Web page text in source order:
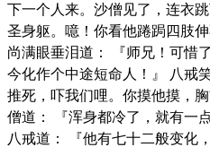
下一个人来。沙僧见了，连衣
圣身躯。噫！你看他踡跼四肢
尚满眼垂泪道： 『师兄！可惜
今化作个中途短命人！』 八戒
推死，吓我们哩。你摸他摸，
僧道： 『浑身都冷了，就有一
八戒道： 『他有七十二般变化